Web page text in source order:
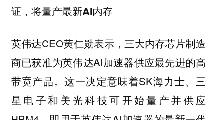
证，将量产最新AI内存
英伟达CEO黄仁勋表示，三大内存芯片制造
商已获准为英伟达AI加速器供应最先进的高
带宽产品。这一决定意味着SK海力士、三
星电子和美光科技可开始量产并供应